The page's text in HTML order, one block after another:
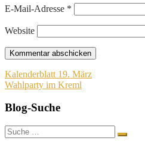
E-Mail-Adresse *
Website
Beitragsnavigation
Kalenderblatt 19. März
Wahlparty im Kreml
Blog-Suche
Suche
nach: